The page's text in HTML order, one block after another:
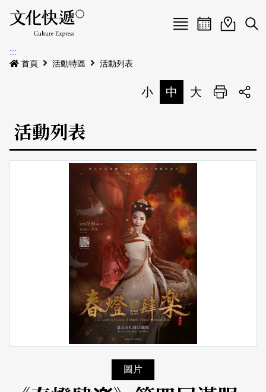
Menu
最新公告
本期專題
活動特區
刊物索取地點
網站導覽 English
日本語 登入/註冊
活動日曆活動地圖
展
:::
首頁
活動特區 活動列表
小 中 大 列印
活動列表
圖片